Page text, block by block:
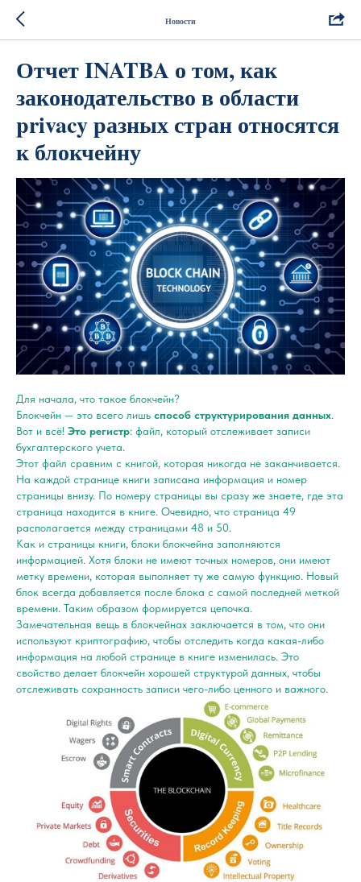
Новости
Отчет INATBA о том, как
законодательство в области
privacy разных стран относятся
к блокчейну
Для начала, что такое блокчейн?
Блокчейн — это всего лишь способ структурирования данных.
Вот и всё! Это регистр: файл, который отслеживает записи
бухгалтерского учета.
Этот файл сравним с книгой, которая никогда не заканчивается.
На каждой странице книги записана информация и номер
страницы внизу. По номеру страницы вы сразу же знаете, где эта
страница находится в книге. Очевидно, что страница 49
располагается между страницами 48 и 50.
Как и страницы книги, блоки блокчейна заполняются
информацией. Хотя блоки не имеют точных номеров, они имеют
метку времени, которая выполняет ту же самую функцию. Новый
блок всегда добавляется после блока с самой последней меткой
времени. Таким образом формируется цепочка.
Замечательная вещь в блокчейнах заключается в том, что они
используют криптографию, чтобы отследить когда какая-либо
информация на любой странице в книге изменилась. Это
свойство делает блокчейн хорошей структурой данных, чтобы
отслеживать сохранность записи чего-либо ценного и важного.